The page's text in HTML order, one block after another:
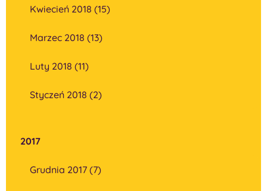
Kwiecień 2018 (15)
Marzec 2018 (13)
Luty 2018 (11)
Styczeń 2018 (2)
2017
Grudnia 2017 (7)